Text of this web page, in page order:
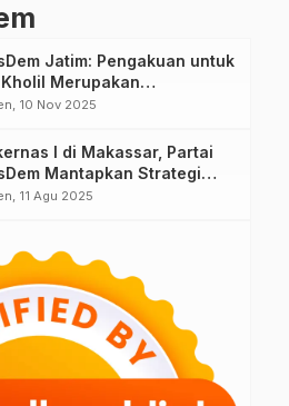
Jatim: Pengakuan untuk
Kholil Merupakan
bagi Dunia
10 Nov 2025
I di Makassar, Partai
Mantapkan Strategi
Tiga Besar Pemilu 2029
11 Agu 2025